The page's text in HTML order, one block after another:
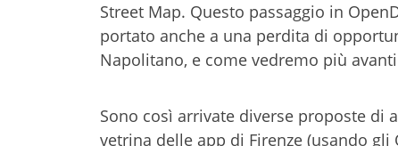
Street Map. Questo passaggio in
portato anche a una perdita di
Napolitano, e come vedremo più
Sono così arrivate diverse proposte di
vetrina delle app di Firenze (usando